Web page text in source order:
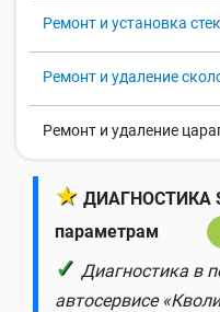
Ремонт и установка
Ремонт и удаление
Ремонт и удаление
★ ДИАГНОСТИКА
параметрам
✓ Диагностика в
автосервисе